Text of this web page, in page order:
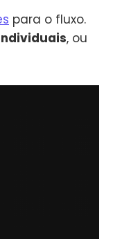
para o fluxo.
, ou